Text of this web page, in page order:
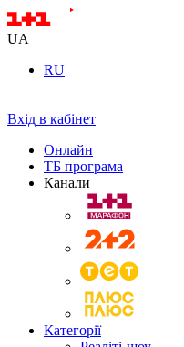
UA
RU
Вхід в кабінет
Онлайн
ТБ програма
Канали
Категорії